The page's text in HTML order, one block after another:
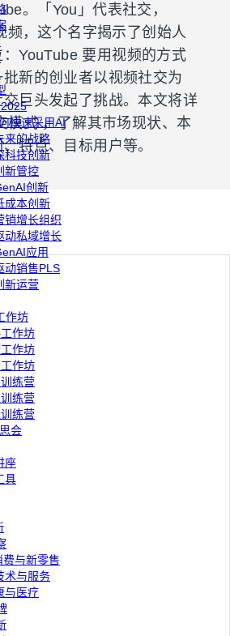
快速采用AI
来的战略
科技创新
新管控
创新
成本创新
销增长组织
动私域增长
应用
动销售PLS
新运营
作坊
作坊
作坊
作坊
练营
练营
练营
会
座
具
费与新零售
术与服务
与医疗
。「You」代表社交，
频，这个名字揭示了创始人
YouTube 要用视频的方式
新的创业者以视频社交为
巨头发起了挑战。本文将详
模式 ，了解其市场现状、本
特点、目标用户等。